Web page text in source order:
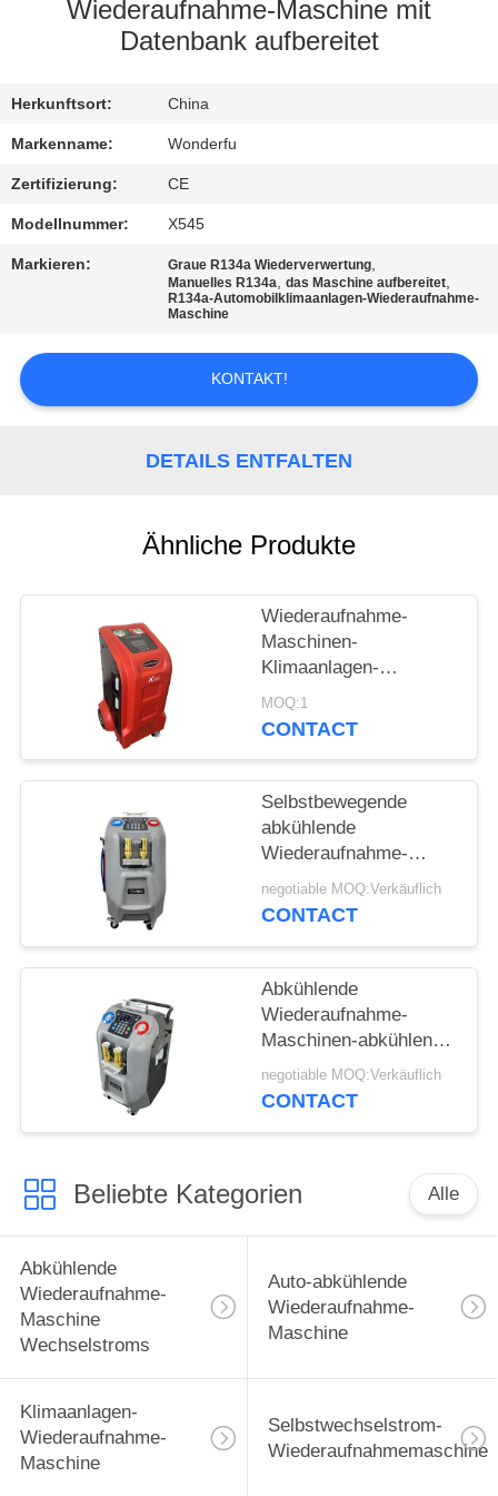
TRETEN
MIT
UNS
IN
VERBINDUNG
EIN
ZITAT
Wiederaufnahme-Maschine mit
Datenbank aufbereitet
Herkunftsort: China
Markenname: Wonderfu
Zertifizierung: CE
Modellnummer: X545
Markieren: Graue R134a Wiederverwertung,
Manuelles R134a,das Maschine aufbereitet,
R134a-Automobilklimaanlagen-Wiederaufnahme-
Maschine
KONTAKT!
DETAILS ENTFALTEN
Ähnliche Produkte
Wiederaufnahme-
Maschinen-
Klimaanlagen-
Spülungssystem Auto
Wechselstroms
MOQ:1
CONTACT
Selbstbewegende
abkühlende
Wiederaufnahme-
Maschine des Grau-
10kg mit 5" LCD-
negotiable MOQ:Verkäuflich
CONTACT
Abkühlende
Wiederaufnahme-
Maschinen-abkühlende
Soem-Wechselstroms
negotiable MOQ:Verkäuflich
CONTACT
Beliebte Kategorien Alle
Abkühlende
Wiederaufnahme-
Maschine
Wechselstroms
Auto-abkühlende
Wiederaufnahme-
Maschine
Klimaanlagen-
Wiederaufnahme-
Maschine
Selbstwechselstrom-
Wiederaufnahmemaschine